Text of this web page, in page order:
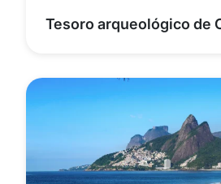
Tesoro arqueológico de